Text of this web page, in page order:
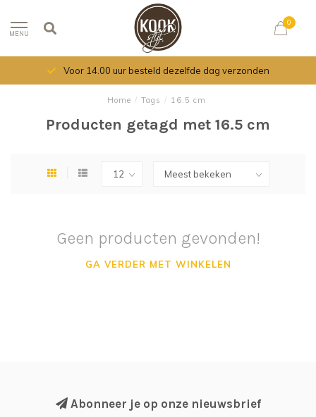
MENU
0
Voor 14.00 uur besteld dezelfde dag verzonden
Home / Tags / 16.5 cm
Producten getagd met 16.5 cm
Geen producten gevonden!
GA VERDER MET WINKELEN
Abonneer je op onze nieuwsbrief